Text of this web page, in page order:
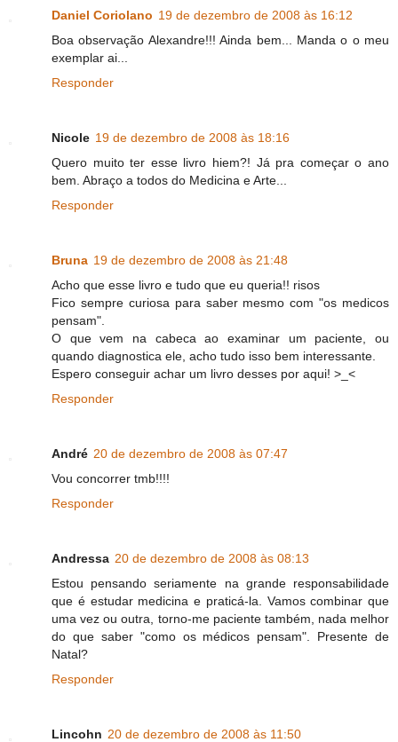
Daniel Coriolano 19 de dezembro de 2008 às 16:12
Boa observação Alexandre!!! Ainda bem... Manda o o meu
exemplar ai...
Responder
Nicole 19 de dezembro de 2008 às 18:16
Quero muito ter esse livro hiem?! Já pra começar o ano
bem. Abraço a todos do Medicina e Arte...
Responder
Bruna 19 de dezembro de 2008 às 21:48
Acho que esse livro e tudo que eu queria!! risos
Fico sempre curiosa para saber mesmo com "os medicos
pensam".
O que vem na cabeca ao examinar um paciente, ou
quando diagnostica ele, acho tudo isso bem interessante.
Espero conseguir achar um livro desses por aqui! >_<
Responder
André 20 de dezembro de 2008 às 07:47
Vou concorrer tmb!!!!
Responder
Andressa 20 de dezembro de 2008 às 08:13
Estou pensando seriamente na grande responsabilidade
que é estudar medicina e praticá-la. Vamos combinar que
uma vez ou outra, torno-me paciente também, nada melhor
do que saber "como os médicos pensam". Presente de
Natal?
Responder
Lincohn 20 de dezembro de 2008 às 11:50